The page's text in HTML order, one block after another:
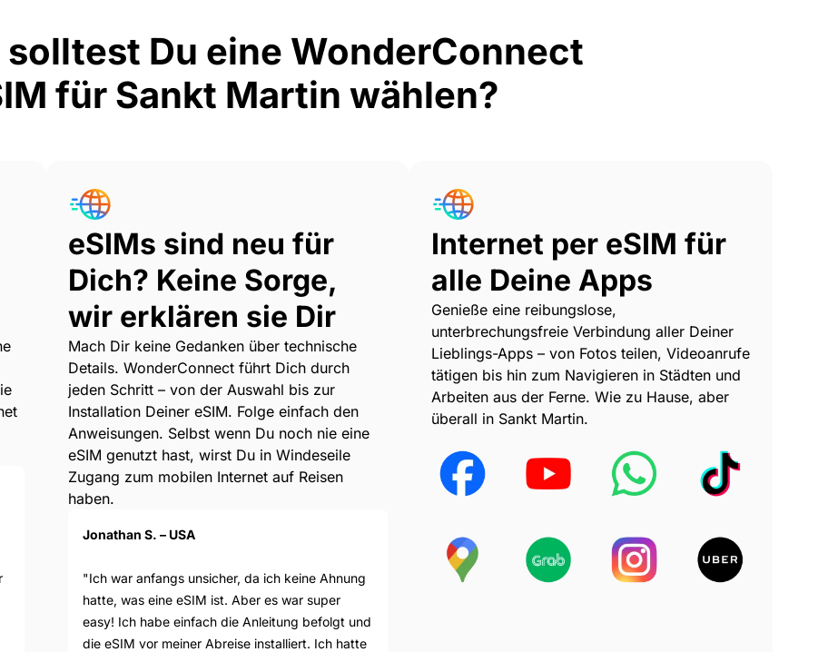
solltest Du eine WonderConnect
für Sankt Martin wählen?
eSIMs sind neu für
Dich? Keine Sorge,
wir erklären sie Dir
Mach Dir keine Gedanken über technische
Details. WonderConnect führt Dich durch
jeden Schritt – von der Auswahl bis zur
Installation Deiner eSIM. Folge einfach den
Anweisungen. Selbst wenn Du noch nie eine
eSIM genutzt hast, wirst Du in Windeseile
Zugang zum mobilen Internet auf Reisen
haben.
Jonathan S. – USA
"Ich war anfangs unsicher, da ich keine Ahnung
hatte, was eine eSIM ist. Aber es war super
easy! Ich habe einfach die Anleitung befolgt und
die eSIM vor meiner Abreise installiert. Ich hatte
Internet per eSIM für
alle Deine Apps
Genieße eine reibungslose,
unterbrechungsfreie Verbindung aller Deiner
Lieblings-Apps – von Fotos teilen, Videoanrufe
tätigen bis hin zum Navigieren in Städten und
Arbeiten aus der Ferne. Wie zu Hause, aber
überall in Sankt Martin.